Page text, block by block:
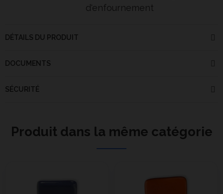
d'enfournement
DÉTAILS DU PRODUIT
DOCUMENTS
SÉCURITÉ
Produit dans la même catégorie